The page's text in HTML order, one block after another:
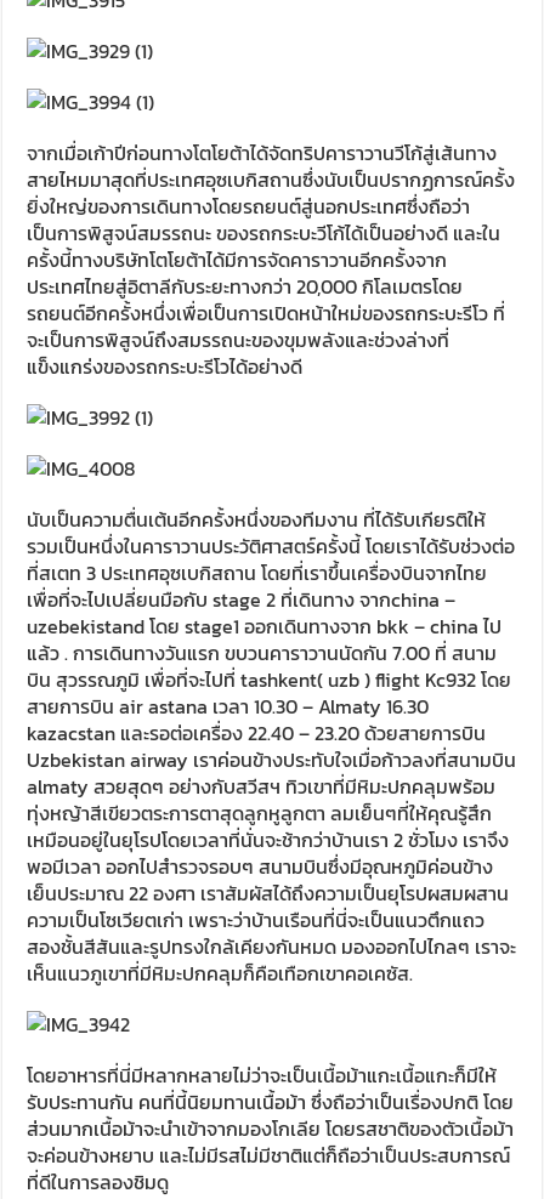
จากเมื่อเก้าปีก่อนทางโตโยต้าได้จัดทริปคาราวานวีโก้สู่เส้นทาง
สายไหมมาสุดที่ประเทศอุซเบกิสถานซึ่งนับเป็นปรากฏการณ์ครั้ง
ยิ่งใหญ่ของการเดินทางโดยรถยนต์สู่นอกประเทศซึ่งถือว่า
เป็นการพิสูจน์สมรรถนะ ของรถกระบะวีโก้ได้เป็นอย่างดี และใน
ครั้งนี้ทางบริษัทโตโยต้าได้มีการจัดคาราวานอีกครั้งจาก
ประเทศไทยสู่อิตาลีกับระยะทางกว่า 20,000 กิโลเมตรโดย
รถยนต์อีกครั้งหนึ่งเพื่อเป็นการเปิดหน้าใหม่ของรถกระบะรีโว ที่
จะเป็นการพิสูจน์ถึงสมรรถนะของขุมพลังและช่วงล่างที่
แข็งแกร่งของรถกระบะรีโวได้อย่างดี
นับเป็นความตื่นเต้นอีกครั้งหนึ่งของทีมงาน ที่ได้รับเกียรติให้
รวมเป็นหนึ่งในคาราวานประวัติศาสตร์ครั้งนี้ โดยเราได้รับช่วงต่อ
ที่สเตท 3 ประเทศอุซเบกิสถาน โดยที่เราขึ้นเครื่องบินจากไทย
เพื่อที่จะไปเปลี่ยนมือกับ stage 2 ที่เดินทาง จากchina –
uzebekistand โดย stage1 ออกเดินทางจาก bkk – china ไป
แล้ว . การเดินทางวันแรก ขบวนคาราวานนัดกัน 7.00 ที่ สนาม
บิน สุวรรณภูมิ เพื่อที่จะไปที่ tashkent( uzb ) flight Kc932 โดย
สายการบิน air astana เวลา 10.30 – Almaty 16.30
kazacstan และรอต่อเครื่อง 22.40 – 23.20 ด้วยสายการบิน
Uzbekistan airway เราค่อนข้างประทับใจเมื่อก้าวลงที่สนามบิน
almaty สวยสุดๆ อย่างกับสวีสฯ ทิวเขาที่มีหิมะปกคลุมพร้อม
ทุ่งหญ้าสีเขียวตระการตาสุดลูกหูลูกตา ลมเย็นๆที่ให้คุณรู้สึก
เหมือนอยู่ในยุโรปโดยเวลาที่นั่นจะช้ากว่าบ้านเรา 2 ชั่วโมง เราจึง
พอมีเวลา ออกไปสำรวจรอบๆ สนามบินซึ่งมีอุณหภูมิค่อนข้าง
เย็นประมาณ 22 องศา เราสัมผัสได้ถึงความเป็นยุโรปผสมผสาน
ความเป็นโซเวียตเก่า เพราะว่าบ้านเรือนที่นี่จะเป็นแนวตึกแถว
สองชั้นสีสันและรูปทรงใกล้เคียงกันหมด มองออกไปไกลๆ เราจะ
เห็นแนวภูเขาที่มีหิมะปกคลุมก็คือเทือกเขาคอเคซัส.
โดยอาหารที่นี่มีหลากหลายไม่ว่าจะเป็นเนื้อม้าแกะเนื้อแกะก็มีให้
รับประทานกัน คนที่นี้นิยมทานเนื้อม้า ซึ่งถือว่าเป็นเรื่องปกติ โดย
ส่วนมากเนื้อม้าจะนำเข้าจากมองโกเลีย โดยรสชาติของตัวเนื้อม้า
จะค่อนข้างหยาบ และไม่มีรสไม่มีชาติแต่ก็ถือว่าเป็นประสบการณ์
ที่ดีในการลองชิมดู